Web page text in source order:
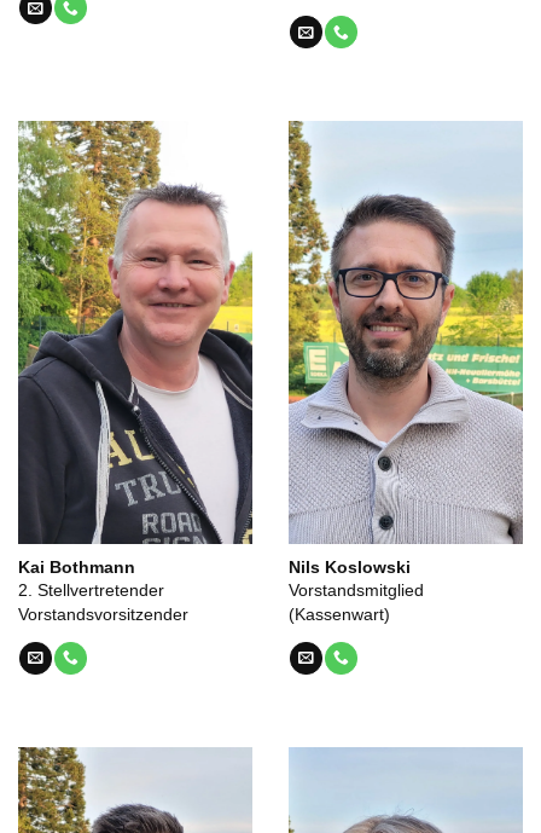
Kai Bothmann
2. Stellvertretender
Vorstandsvorsitzender
Nils Koslowski
Vorstandsmitglied
(Kassenwart)